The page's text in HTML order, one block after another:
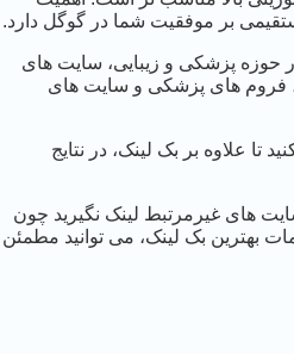
بر موفقیت شما در گوگل دارد.
حوزه پزشکی و زیبایی، سایت های
فروم های پزشکی و سایت های
تا علاوه بر بک لینک، در نتایج
های غیرمرتبط لینک نگیرید چون
بهترین بک لینک، می توانید مطمئن